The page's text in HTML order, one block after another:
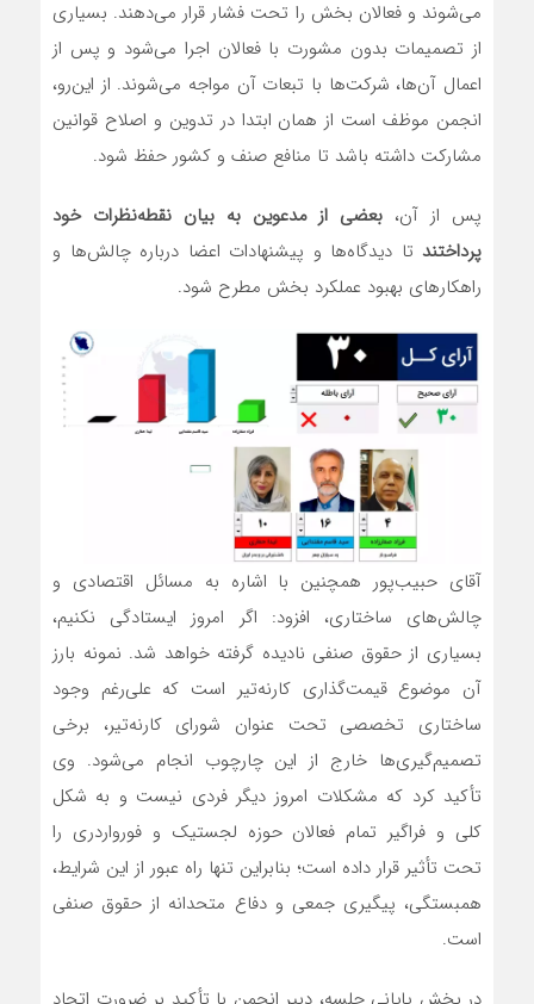
می‌شوند و فعالان بخش را تحت فشار قرار می‌دهند. بسیاری
از تصمیمات بدون مشورت با فعالان اجرا می‌شود و پس از
اعمال آن‌ها، شرکت‌ها با تبعات آن مواجه می‌شوند. از این‌رو،
انجمن موظف است از همان ابتدا در تدوین و اصلاح قوانین
مشارکت داشته باشد تا منافع صنف و کشور حفظ شود.
پس از آن، بعضی از مدعوین به بیان نقطه‌نظرات خود
پرداختند تا دیدگاه‌ها و پیشنهادات اعضا درباره چالش‌ها و
راهکارهای بهبود عملکرد بخش مطرح شود.
آقای حبیب‌پور همچنین با اشاره به مسائل اقتصادی و
چالش‌های ساختاری، افزود: اگر امروز ایستادگی نکنیم،
بسیاری از حقوق صنفی نادیده گرفته خواهد شد. نمونه بارز
آن موضوع قیمت‌گذاری کارنه‌تیر است که علی‌رغم وجود
ساختاری تخصصی تحت عنوان شورای کارنه‌تیر، برخی
تصمیم‌گیری‌ها خارج از این چارچوب انجام می‌شود. وی
تأکید کرد که مشکلات امروز دیگر فردی نیست و به شکل
کلی و فراگیر تمام فعالان حوزه لجستیک و فورواردری را
تحت تأثیر قرار داده است؛ بنابراین تنها راه عبور از این شرایط،
همبستگی، پیگیری جمعی و دفاع متحدانه از حقوق صنفی
است.